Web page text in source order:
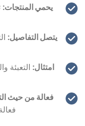
يحمي المنتجات:
يتصل التفاصيل:
امتثال: التعبئة
فعالة من حيث